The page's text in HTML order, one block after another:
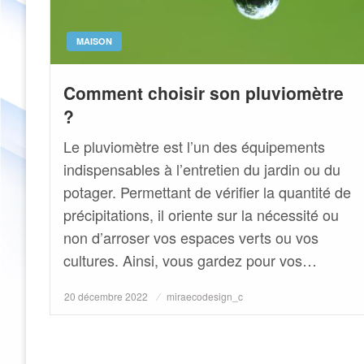
MAISON
Comment choisir son pluviomètre
?
Le pluviomètre est l’un des équipements
indispensables à l’entretien du jardin ou du
potager. Permettant de vérifier la quantité de
précipitations, il oriente sur la nécessité ou
non d’arroser vos espaces verts ou vos
cultures. Ainsi, vous gardez pour vos…
Posted
20 décembre 2022 miraecodesign_c